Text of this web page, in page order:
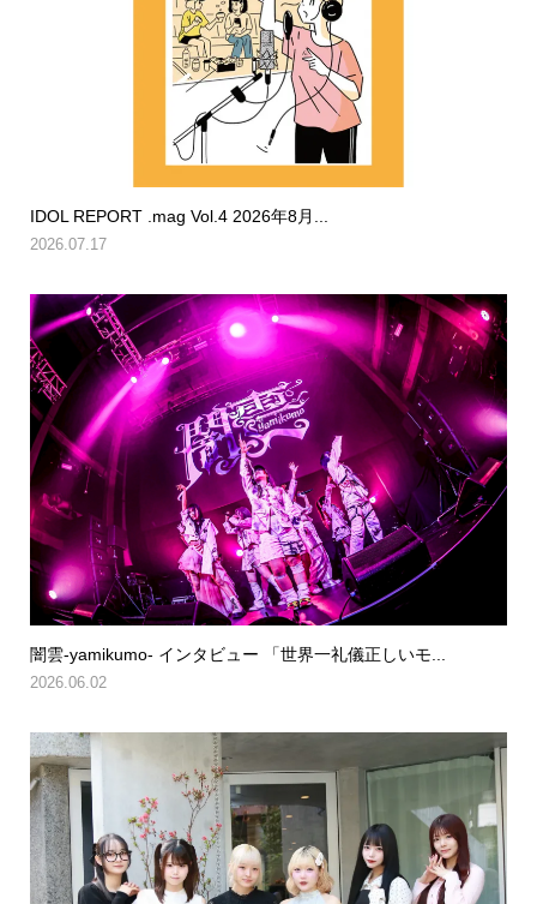
IDOL REPORT .mag Vol.4 2026年8月...
2026.07.17
闇雲-yamikumo- インタビュー 「世界一礼儀正しいモ...
2026.06.02